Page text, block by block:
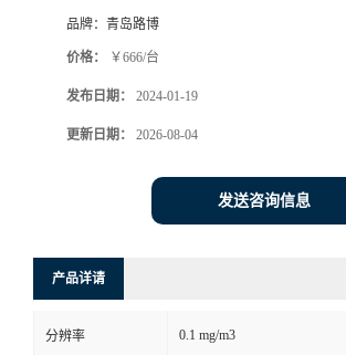
系
品牌： 青岛路博
价格： ￥666/台
发布日期： 2024-01-19
更新日期： 2026-08-04
发送咨询信息
产品详请
分辨率 0.1 mg/m3